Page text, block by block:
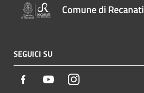
Comune di Recanati
SEGUICI SU
Facebook YoutubeInstagram